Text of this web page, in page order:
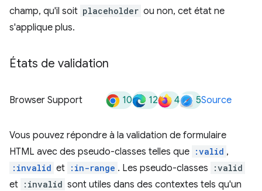
champ, qu'il soit placeholder ou non, cet état ne
s'applique plus.
États de validation
Browser Support 10 12 4 5Source
Vous pouvez répondre à la validation de formulaire
HTML avec des pseudo-classes telles que :valid ,
:invalid et :in-range . Les pseudo-classes :valid
et :invalid sont utiles dans des contextes tels qu'un